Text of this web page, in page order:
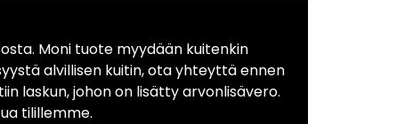
Moni tuote myydään kuitenkin
alvillisen kuitin, ota yhteyttä ennen
laskun, johon on lisätty arvonlisävero.
tilillemme.